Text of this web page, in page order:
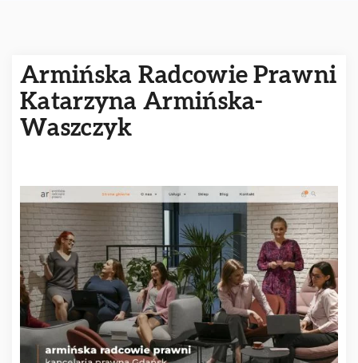
Armińska Radcowie Prawni
Katarzyna Armińska-
Waszczyk